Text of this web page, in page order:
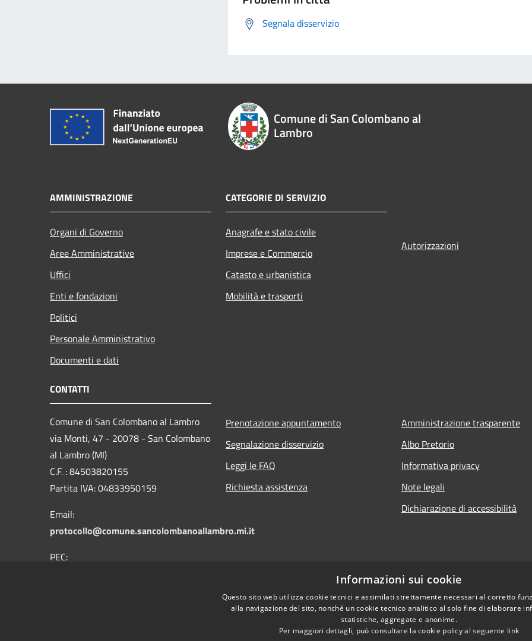
Segnala disservizio
Comune di San Colombano al
Lambro
AMMINISTRAZIONE
Organi di Governo
Aree Amministrative
Uffici
Enti e fondazioni
Politici
Personale Amministrativo
Documenti e dati
CATEGORIE DI SERVIZIO
Anagrafe e stato civile
Imprese e Commercio
Catasto e urbanistica
Mobilità e trasporti
Autorizzazioni
CONTATTI
Comune di San Colombano al Lambro
via Monti, 47 - 20078 - San Colombano
al Lambro (MI)
C.F. : 84503820155
Partita IVA: 04833950159
Email:
protocollo@comune.sancolombanoallambro.mi.it
PEC:
Prenotazione appuntamento
Segnalazione disservizio
Leggi le FAQ
Richiesta assistenza
Amministrazione trasparente
Albo Pretorio
Informativa privacy
Note legali
Dichiarazione di accessibilità
Informazioni sui cookie
Questo sito web utilizza cookie tecnici e assimilati strettamente necessari al corretto
alla navigazione del sito, nonché un cookie tecnico analitico al solo fine di elaborare
statistiche, aggregate e anonime.
Per maggiori dettagli, può consultare la cookie policy al seguente link